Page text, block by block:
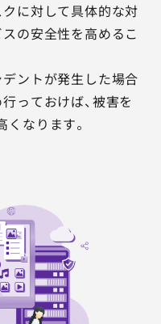
に対して具体的な対
の安全性を高めるこ
ントが発生した場合
っておけば、被害を
なります。